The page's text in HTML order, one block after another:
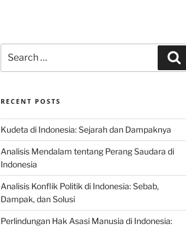
for:
RECENT POSTS
Kudeta di Indonesia: Sejarah dan Dampaknya
Analisis Mendalam tentang Perang Saudara di
Indonesia
Analisis Konflik Politik di Indonesia: Sebab,
Dampak, dan Solusi
Perlindungan Hak Asasi Manusia di Indonesia: